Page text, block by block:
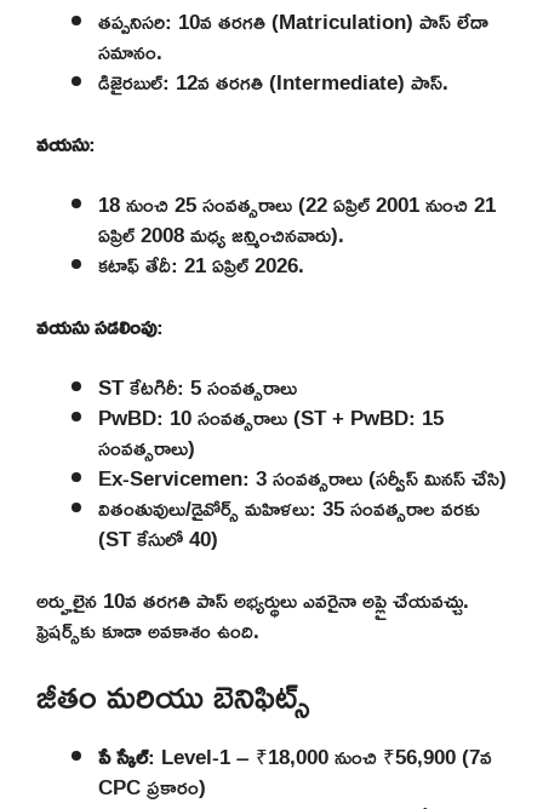
తప్పనిసరి: 10వ తరగతి (Matriculation) పాస్ లేదా
సమానం.
డిజైరబుల్: 12వ తరగతి (Intermediate) పాస్.
వయసు:
18 నుంచి 25 సంవత్సరాలు (22 ఏప్రిల్ 2001 నుంచి 21
ఏప్రిల్ 2008 మధ్య జన్మించినవారు).
కటాఫ్ తేదీ: 21 ఏప్రిల్ 2026.
వయసు సడలింపు:
ST కేటగిరీ: 5 సంవత్సరాలు
PwBD: 10 సంవత్సరాలు (ST + PwBD: 15
సంవత్సరాలు)
Ex-Servicemen: 3 సంవత్సరాలు (సర్వీస్ మినస్ చేసి)
వితంతువులు/డైవోర్స్ మహిళలు: 35 సంవత్సరాల వరకు
(ST కేసులో 40)
అర్హులైన 10వ తరగతి పాస్ అభ్యర్థులు ఎవరైనా అప్లై చేయవచ్చు.
ఫ్రెషర్స్‌కు కూడా అవకాశం ఉంది.
జీతం మరియు బెనిఫిట్స్
పే స్కేల్: Level-1 – ₹18,000 నుంచి ₹56,900 (7వ
CPC ప్రకారం)